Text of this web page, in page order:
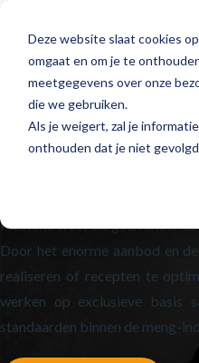
Deze website slaat cookies
omgaat en om je te
meetgegevens over onze
die we gebruiken.
Als je weigert, zal je
onthouden dat je niet
Plastima weet als geen ander
Door het enorme aanbod en
realiseren of recepten te
werken op exclusieve basis
standaarden binnen de meng-